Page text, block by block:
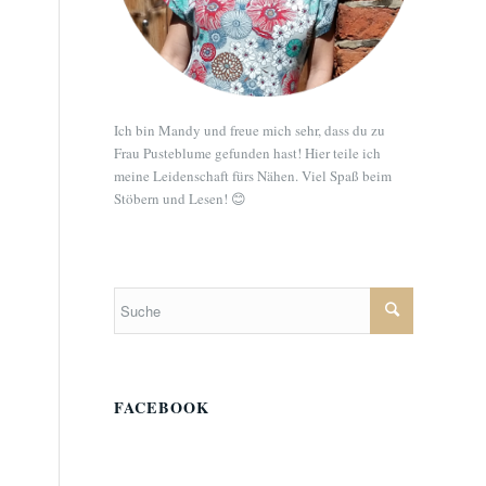
Ich bin Mandy und freue mich sehr, dass du zu
Frau Pusteblume gefunden hast! Hier teile ich
meine Leidenschaft fürs Nähen. Viel Spaß beim
Stöbern und Lesen! 😊
FACEBOOK